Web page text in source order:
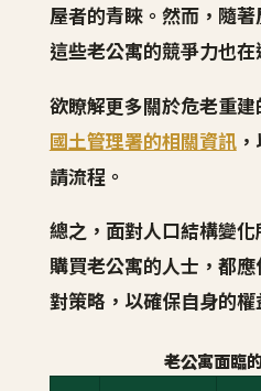
屋者的青睞。然而，隨
這些老公寓的競爭力也在
欲瞭解更多關於危老重
國土管理署的相關資訊，
請流程。
總之，面對人口結構變
購買老公寓的人士，都
對策略，以確保自身的權
老公寓面臨